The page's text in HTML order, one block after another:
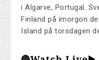
i Algarve, Portugal.
Finland på imorgon
Island på torsdagen